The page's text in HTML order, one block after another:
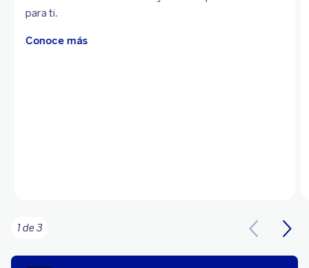
para ti.
Conoce más
1 de 3